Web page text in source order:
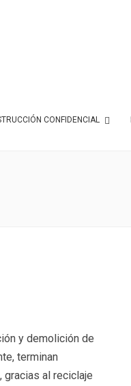
CONFIDENCIAL
y demolición de
terminan
gracias al reciclaje